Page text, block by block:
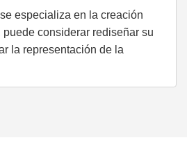
especializa en la creación
considerar rediseñar su
la representación de la